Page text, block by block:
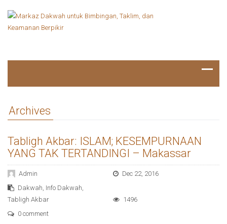
Archives
Tabligh Akbar: ISLAM; KESEMPURNAAN
YANG TAK TERTANDINGI – Makassar
Admin
Dec 22, 2016
Dakwah, Info Dakwah,
Tabligh Akbar
1496
0 comment